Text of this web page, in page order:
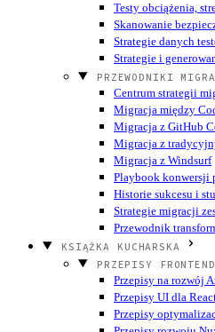
Testy obciążenia,
Skanowanie
Strategie danych
Strategie i
PRZEWODNIKI
Centrum strategii
Migracja między
Migracja z GitHub
Migracja z
Migracja z Windsurf
Playbook konwersji
Historie sukcesu i
Strategie migracji
Przewodnik
KSIĄŻKA KUCHARSKA
PRZEPISY FRONTEND
Przepisy na rozwój
Przepisy UI dla
Przepisy